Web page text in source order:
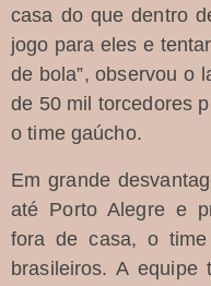
casa do que dentro
jogo para eles e
de bola”, observou o
de 50 mil torcedores
o time gaúcho.
Em grande
até Porto Alegre e
fora de casa, o time
brasileiros. A